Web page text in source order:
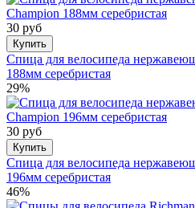
30 руб
Купить
Спица для велосипеда
188мм серебристая
29%
30 руб
Купить
Спица для велосипеда
196мм серебристая
46%